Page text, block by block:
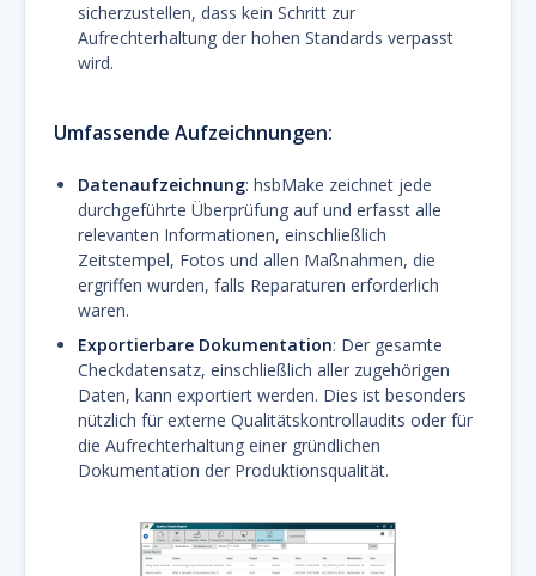
sicherzustellen, dass kein Schritt zur
Aufrechterhaltung der hohen Standards verpasst
wird.
Umfassende Aufzeichnungen:
Datenaufzeichnung: hsbMake zeichnet jede
durchgeführte Überprüfung auf und erfasst alle
relevanten Informationen, einschließlich
Zeitstempel, Fotos und allen Maßnahmen, die
ergriffen wurden, falls Reparaturen erforderlich
waren.
Exportierbare Dokumentation: Der gesamte
Checkdatensatz, einschließlich aller zugehörigen
Daten, kann exportiert werden. Dies ist besonders
nützlich für externe Qualitätskontrollaudits oder für
die Aufrechterhaltung einer gründlichen
Dokumentation der Produktionsqualität.